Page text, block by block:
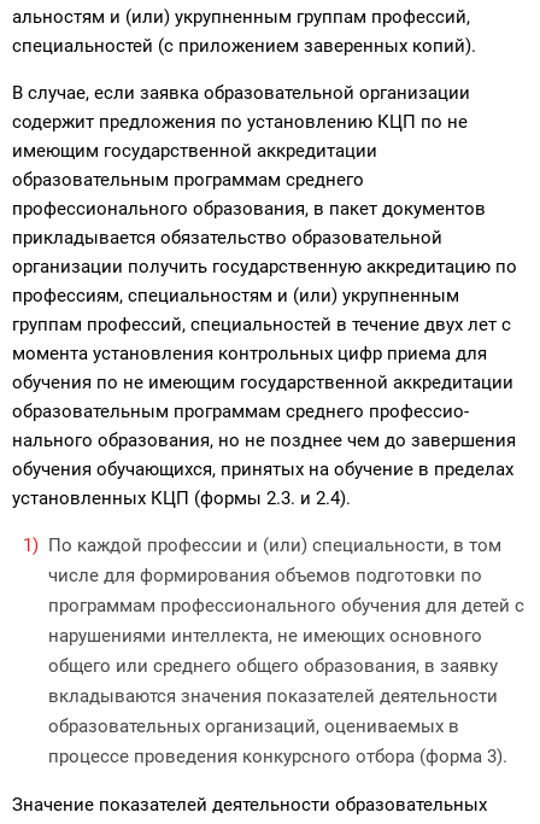
альностям и (или) укрупненным группам профессий,
специальностей (с прило­жением заверенных копий).
В случае, если заявка образовательной организации
содержит предложе­ния по установлению КЦП по не
имеющим государственной аккредитации
образовательным программам среднего
профессионального образования, в пакет документов
прикладывается обязательство образовательной
организации получить государственную аккредитацию по
профессиям, специальностям и (или) укрупненным
группам профессий, специальностей в течение двух лет с
момен­та установления контрольных цифр приема для
обучения по не имеющим государственной аккредитации
образовательным программам среднего профессио­
нального образования, но не позднее чем до завершения
обучения обучающих­ся, принятых на обучение в пределах
установленных КЦП (формы 2.3. и 2.4).
По каждой профессии и (или) специальности, в том
числе для формирования объемов подготовки по
программам профессионального обучения для детей с
нарушениями интеллекта, не имеющих основного
общего или среднего общего образования, в заявку
вкладываются значения показателей деятельно­сти
образовательных организаций, оцениваемых в
процессе проведения кон­курсного отбора (форма 3).
Значение показателей деятельности образовательных